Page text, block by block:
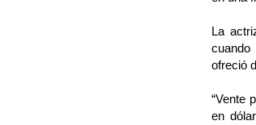
La
ofreció
“Vente
en